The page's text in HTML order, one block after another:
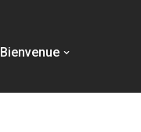
Bienvenue